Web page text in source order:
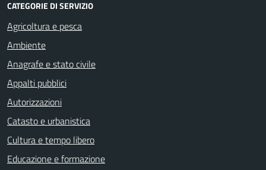
CATEGORIE DI SERVIZIO
Agricoltura e pesca
Ambiente
Anagrafe e stato civile
Appalti pubblici
Autorizzazioni
Catasto e urbanistica
Cultura e tempo libero
Educazione e formazione